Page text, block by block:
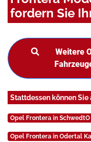
fordern Sie
Weitere
Stattdessen können Sie
Opel Frontera in
Opel Frontera in Odertal